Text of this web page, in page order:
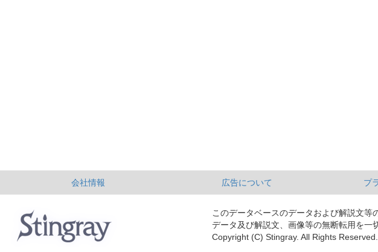
会社情報 広告について プ
このデータベースのデータおよび解説文等
データ及び解説文、画像等の無断転用を一
Copyright (C) Stingray. All Rights Reserved.